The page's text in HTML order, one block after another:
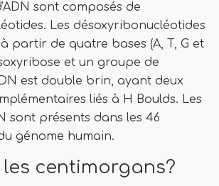
sont composés de
Les désoxyribonucléotides
partir de quatre bases (A, T, G et
et un groupe de
est double brin, ayant deux
liés à H Boulds. Les
sont présents dans les 46
génome humain.
centimorgans?